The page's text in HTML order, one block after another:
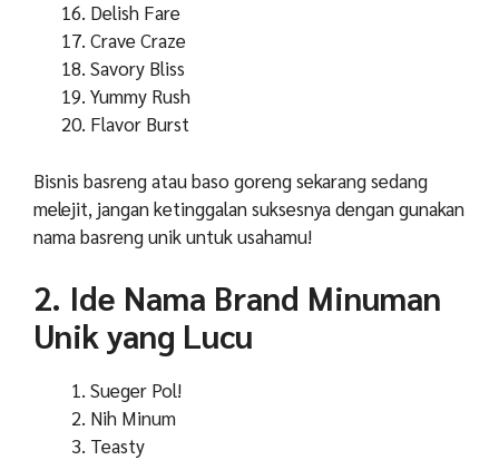
Delish Fare
Crave Craze
Savory Bliss
Yummy Rush
Flavor Burst
Bisnis basreng atau baso goreng sekarang sedang
melejit, jangan ketinggalan suksesnya dengan gunakan
nama basreng unik untuk usahamu!
2. Ide Nama Brand Minuman
Unik yang Lucu
Sueger Pol!
Nih Minum
Teasty